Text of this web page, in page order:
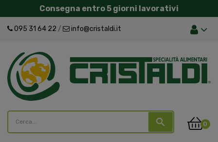
Consegna entro 5 giorni lavorativi
095 31 64 22 / info@cristaldi.it
search 0